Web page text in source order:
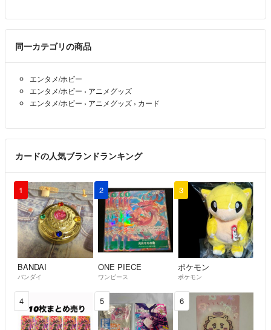
同一カテゴリの商品
エンタメ/ホビー
エンタメ/ホビー › アニメグッズ
エンタメ/ホビー › アニメグッズ › カード
カードの人気ブランドランキング
1
BANDAI
バンダイ
2
ONE PIECE
ワンピース
3
ポケモン
ポケモン
4 5 6